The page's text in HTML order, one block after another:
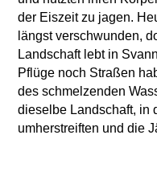
der Eiszeit zu jagen.
längst verschwunden,
Landschaft lebt in
Pflüge noch Straßen
des schmelzenden
dieselbe Landschaft, in
umherstreiften und die